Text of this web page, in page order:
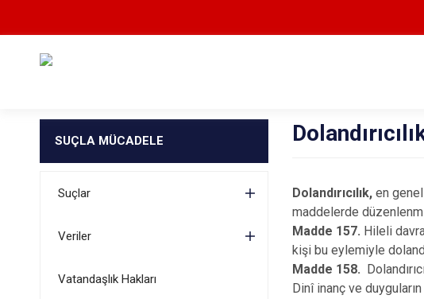
SUÇLA MÜCADELE
Suçlar
Veriler
Vatandaşlık Hakları
Dolandırıcılık, en genel
maddelerde
Madde 157. Hileli
kişi bu eylemiyle
Madde 158.
Dinî inanç ve